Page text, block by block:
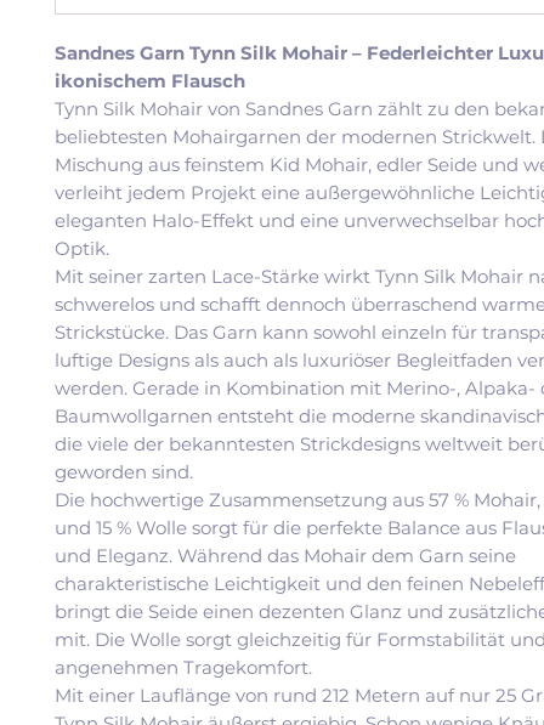
Sandnes Garn Tynn Silk Mohair – Federleichter
ikonischem Flausch
Tynn Silk Mohair von Sandnes Garn zählt zu den
beliebtesten Mohairgarnen der modernen Strickwelt.
Mischung aus feinstem Kid Mohair, edler Seide und
verleiht jedem Projekt eine außergewöhnliche
eleganten Halo-Effekt und eine unverwechselbar
Optik.
Mit seiner zarten Lace-Stärke wirkt Tynn Silk Mohair
schwerelos und schafft dennoch überraschend
Strickstücke. Das Garn kann sowohl einzeln für
luftige Designs als auch als luxuriöser Begleitfaden
werden. Gerade in Kombination mit Merino-, Alpaka-
Baumwollgarnen entsteht die moderne
die viele der bekanntesten Strickdesigns weltweit
geworden sind.
Die hochwertige Zusammensetzung aus 57 % Mohair,
und 15 % Wolle sorgt für die perfekte Balance aus
und Eleganz. Während das Mohair dem Garn seine
charakteristische Leichtigkeit und den feinen
bringt die Seide einen dezenten Glanz und
mit. Die Wolle sorgt gleichzeitig für Formstabilität
angenehmen Tragekomfort.
Mit einer Lauflänge von rund 212 Metern auf nur 25